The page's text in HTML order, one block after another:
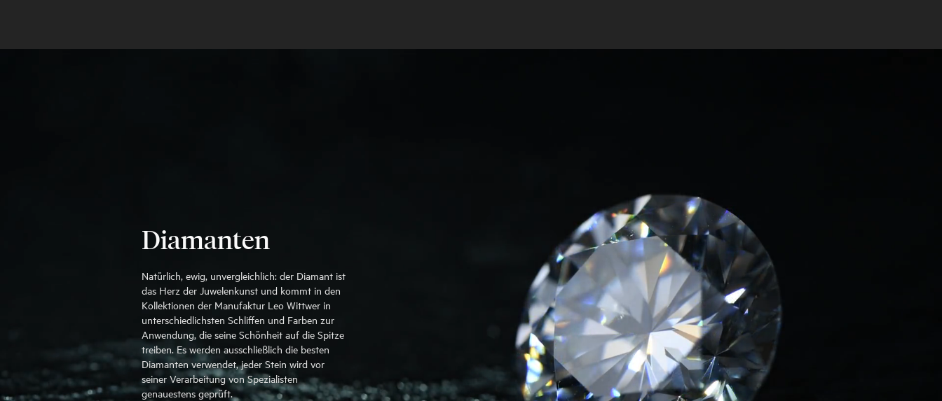
Diamanten
Natürlich, ewig, unvergleichlich: der Diamant ist
das Herz der Juwelenkunst und kommt in den
Kollektionen der Manufaktur Leo Wittwer in
unterschiedlichsten Schliffen und Farben zur
Anwendung, die seine Schönheit auf die Spitze
treiben. Es werden ausschließlich die besten
Diamanten verwendet, jeder Stein wird vor
seiner Verarbeitung von Spezialisten
genauestens geprüft.